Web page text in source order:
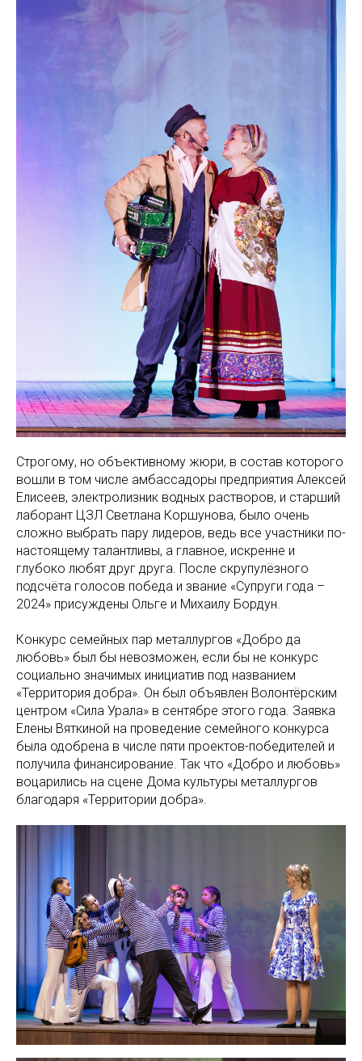
Строгому, но объективному жюри, в состав которого
вошли в том числе амбассадоры предприятия Алексей
Елисеев, электролизник водных растворов, и старший
лаборант ЦЗЛ Светлана Коршунова, было очень
сложно выбрать пару лидеров, ведь все участники по-
настоящему талантливы, а главное, искренне и
глубоко любят друг друга. После скрупулёзного
подсчёта голосов победа и звание «Супруги года –
2024» присуждены Ольге и Михаилу Бордун.
Конкурс семейных пар металлургов «Добро да
любовь» был бы невозможен, если бы не конкурс
социально значимых инициатив под названием
«Территория добра». Он был объявлен Волонтёрским
центром «Сила Урала» в сентябре этого года. Заявка
Елены Вяткиной на проведение семейного конкурса
была одобрена в числе пяти проектов-победителей и
получила финансирование. Так что «Добро и любовь»
воцарились на сцене Дома культуры металлургов
благодаря «Территории добра».